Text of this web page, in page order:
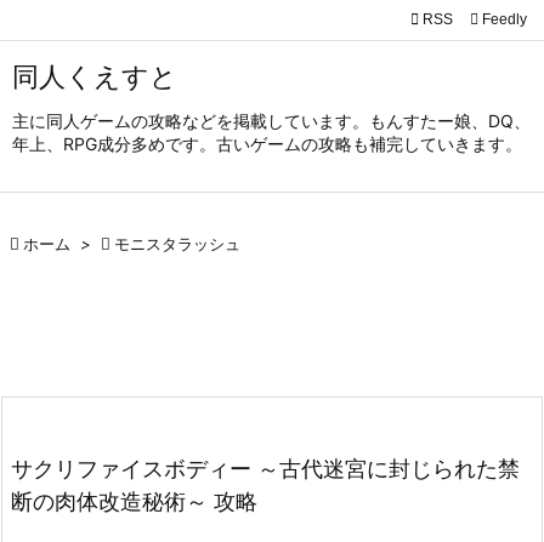
同人くえすと
主に同人ゲームの攻略などを掲載しています。もんすたー娘、DQ、
年上、RPG成分多めです。古いゲームの攻略も補完していきます。

サイド
前へ
 RSS Feedly
 ホーム >  モニスタラッシュ
サクリファイスボディー ～古代迷宮に封じられた禁
断の肉体改造秘術～ 攻略